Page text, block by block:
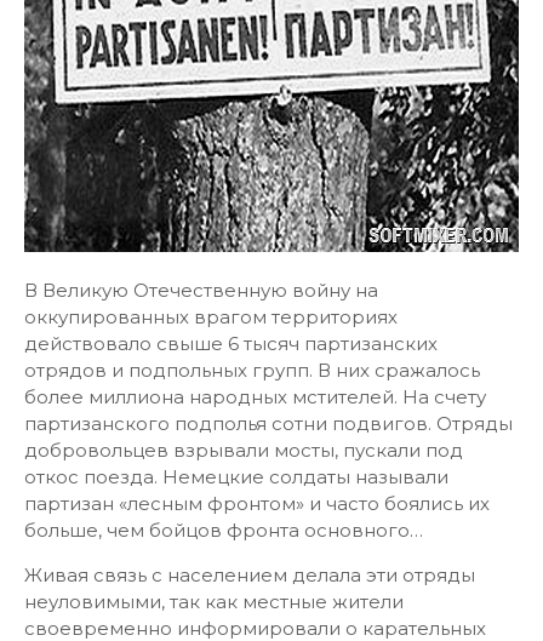
В Великую Отечественную войну на
оккупированных врагом территориях
действовало свыше 6 тысяч партизанских
отрядов и подпольных групп. В них сражалось
более миллиона народных мстителей. На счету
партизанского подполья сотни подвигов. Отряды
добровольцев взрывали мосты, пускали под
откос поезда. Немецкие солдаты называли
партизан «лесным фронтом» и часто боялись их
больше, чем бойцов фронта основного…
Живая связь с населением делала эти отряды
неуловимыми, так как местные жители
своевременно информировали о карательных